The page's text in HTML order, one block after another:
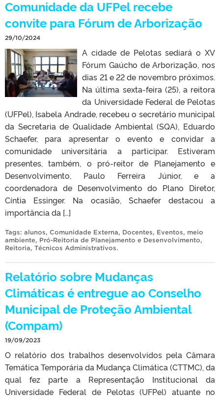
Comunidade da UFPel recebe
convite para Fórum de Arborização
29/10/2024
A cidade de Pelotas sediará o XV
Fórum Gaúcho de Arborização, nos
dias 21 e 22 de novembro próximos.
Na última sexta-feira (25), a reitora
da Universidade Federal de Pelotas
(UFPel), Isabela Andrade, recebeu o secretário municipal
da Secretaria de Qualidade Ambiental (SQA), Eduardo
Schaefer, para apresentar o evento e convidar a
comunidade universitária a participar. Estiveram
presentes, também, o pró-reitor de Planejamento e
Desenvolvimento, Paulo Ferreira Júnior, e a
coordenadora de Desenvolvimento do Plano Diretor,
Cíntia Essinger. Na ocasião, Schaefer destacou a
importância da […]
Tags: alunos, Comunidade Externa, Docentes, Eventos, meio
ambiente, Pró-Reitoria de Planejamento e Desenvolvimento,
Reitoria, Técnicos Administrativos.
Relatório sobre Mudanças
Climáticas é entregue ao Conselho
Municipal de Proteção Ambiental
(Compam)
19/09/2023
O relatório dos trabalhos desenvolvidos pela Câmara
Temática Temporária da Mudança Climática (CTTMC), da
qual fez parte a Representação Institucional da
Universidade Federal de Pelotas (UFPel) atuante no